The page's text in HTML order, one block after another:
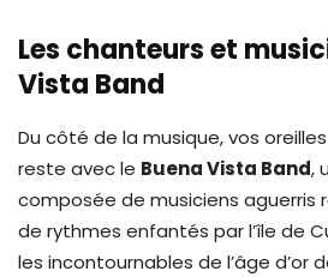
Les chanteurs et
Vista Band
Du côté de la musique, vos
reste avec le Buena Vista Band,
composée de musiciens aguerris
de rythmes enfantés par l’île de
les incontournables de l’âge d’or